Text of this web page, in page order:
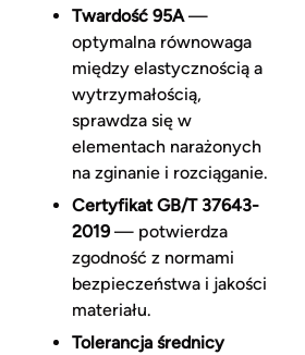
Twardość 95A—
optymalna równowaga
między elastycznością a
wytrzymałością,
sprawdza się w
elementach narażonych
na zginanie i rozciąganie.
Certyfikat GB/T 37643-
2019— potwierdza
zgodność z normami
bezpieczeństwa i jakości
materiału.
Tolerancja średnicy